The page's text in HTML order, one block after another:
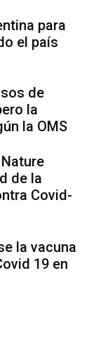
para
el país
de
la
la OMS
de la
Covid-
la vacuna
19 en